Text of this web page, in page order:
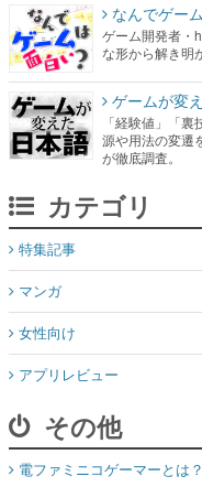
なんでゲー
ゲーム開発者・
な形から解き明
ゲームが変
「経験値」「
源や用法の変遷
が徹底調査。
カテゴリ
特集記事
マンガ
女性向け
アプリレビュー
その他
電ファミニコゲーマーとは？